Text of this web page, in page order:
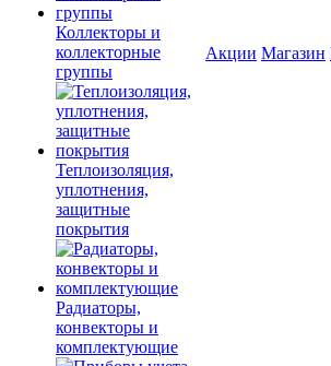
Коллекторы и
коллекторные
группы
Теплоизоляция,
уплотнения,
защитные
покрытия
Радиаторы,
конвекторы и
комплектующие
Акции Магазин